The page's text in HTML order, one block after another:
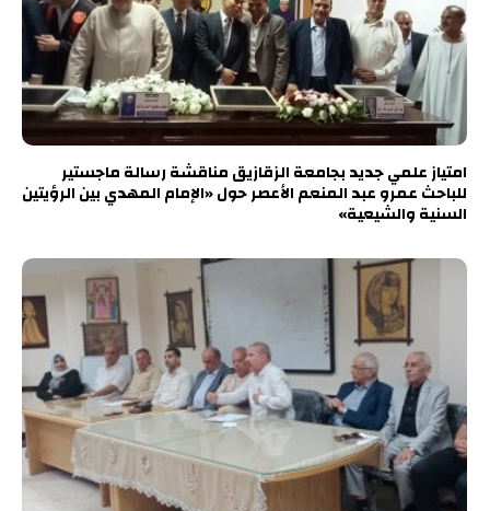
امتياز علمي جديد بجامعة الزقازيق مناقشة رسالة ماجستير
للباحث عمرو عبد المنعم الأعصر حول «الإمام المهدي بين الرؤيتين
السنية والشيعية»